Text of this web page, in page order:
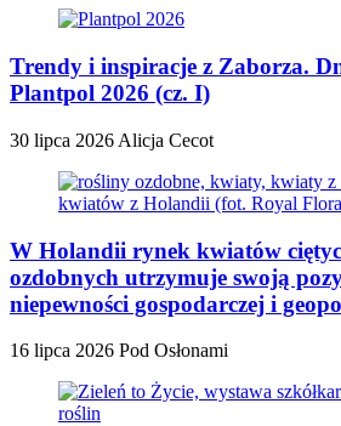
Trendy i inspiracje z Zaborza.
Plantpol 2026 (cz. I)
30 lipca 2026 Alicja Cecot
W Holandii rynek kwiatów
ozdobnych utrzymuje swoją
niepewności gospodarczej i
16 lipca 2026 Pod Osłonami